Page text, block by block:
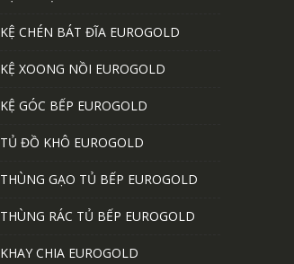
KỆ CHÉN BÁT ĐĨA EUROGOLD
KỆ XOONG NỒI EUROGOLD
KỆ GÓC BẾP EUROGOLD
TỦ ĐỒ KHÔ EUROGOLD
THÙNG GẠO TỦ BẾP EUROGOLD
THÙNG RÁC TỦ BẾP EUROGOLD
KHAY CHIA EUROGOLD